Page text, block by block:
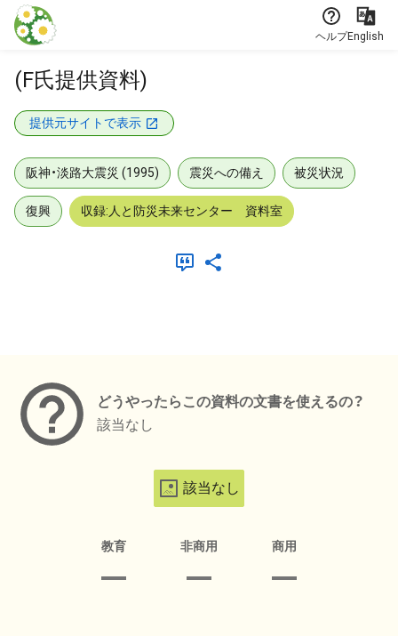
本文に飛ぶ
ヘルプEnglish
(F氏提供資料)
提供元サイトで表示
阪神・淡路大震災 (1995) 震災への備え 被災状況
復興 収録:人と防災未来センター 資料室
どうやったらこの資料の文書を使えるの？
該当なし
該当なし
教育 非商用 商用